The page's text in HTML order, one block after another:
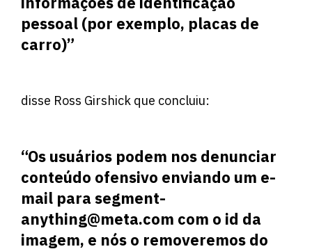
pessoal (por exemplo, placas de
carro)”
disse Ross Girshick que concluiu:
“Os usuários podem nos denunciar
conteúdo ofensivo enviando um e-
mail para segment-
anything@meta.com com o id da
imagem, e nós o removeremos do